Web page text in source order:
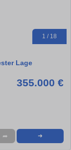
1 / 18
Lage
355.000 €
➦ ➜